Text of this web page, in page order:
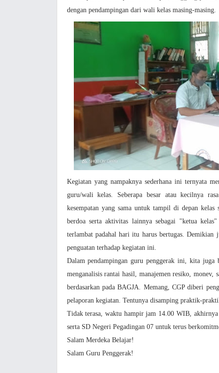
dengan pendampingan dari wali kelas masing-masing.
Kegiatan yang nampaknya sederhana ini ternyata
guru/wali kelas. Seberapa besar atau kecilnya
kesempatan yang sama untuk tampil di depan
berdoa serta aktivitas lainnya sebagai "ketua
terlambat padahal hari itu harus bertugas.
penguatan terhadap kegiatan ini.
Dalam pendampingan guru penggerak ini, kita juga
menganalisis rantai hasil, manajemen resiko,
berdasarkan pada BAGJA. Memang, CGP diberi
pelaporan kegiatan. Tentunya disamping praktik-
Tidak terasa, waktu hampir jam 14.00 WIB,
serta SD Negeri Pegadingan 07 untuk terus
Salam Merdeka Belajar!
Salam Guru Penggerak!